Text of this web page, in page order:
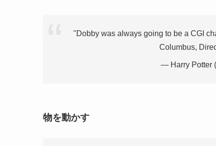
"Dobby was always going to be a CGI
Columbus,
— Harry Potter
物を動かす